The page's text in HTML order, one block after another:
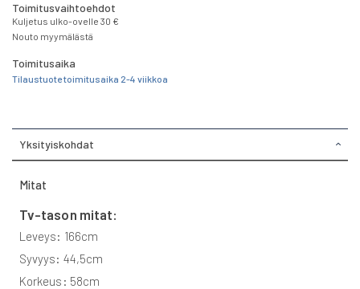
Toimitusvaihtoehdot
Kuljetus ulko-ovelle 30 €
Nouto myymälästä
Toimitusaika
Tilaustuote toimitusaika 2-4 viikkoa
Yksityiskohdat
Mitat
Tv-tason mitat:
Leveys: 166cm
Syvyys: 44,5cm
Korkeus: 58cm